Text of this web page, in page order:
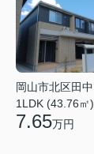
岡山市北区田中
1LDK (43.76㎡)
7.65万円